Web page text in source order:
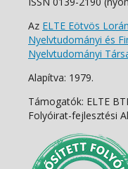
Az ELTE Eötvös
Nyelvtudományi és
Nyelvtudományi
Alapítva: 1979.
Támogatók: ELTE
Folyóirat-fejlesztési